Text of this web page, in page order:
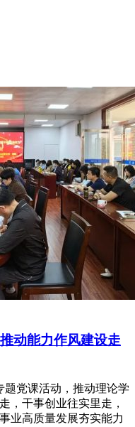
动能力作风建设走
题党课活动，推动理论学
，干事创业往实里走，
业高质量发展夯实能力